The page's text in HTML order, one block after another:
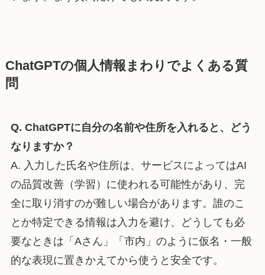
ChatGPTの個人情報まわりでよくある質
問
Q. ChatGPTに自分の名前や住所を入れると、どう
なりますか？
A. 入力した氏名や住所は、サービスによってはAI
の品質改善（学習）に使われる可能性があり、完
全に取り消すのが難しい場合があります。誰のこ
とか特定できる情報は入力を避け、どうしても必
要なときは「Aさん」「市内」のように仮名・一般
的な表現に置きかえてから使うと安全です。